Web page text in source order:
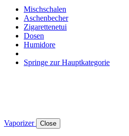
Mischschalen
Aschenbecher
Zigarettenetui
Dosen
Humidore
Springe zur Hauptkategorie
Vaporizer Close